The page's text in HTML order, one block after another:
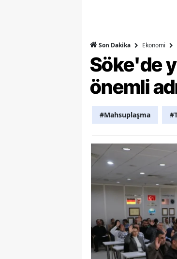
Son Dakika Ekonomi
Söke'de
önemli
#Mahsuplaşma